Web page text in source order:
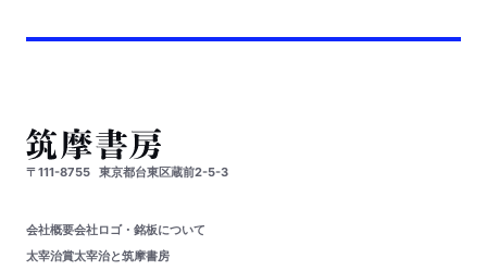
〒111-8755 東京都台東区蔵前2-5-3
会社概要会社ロゴ・銘板について
太宰治賞太宰治と筑摩書房